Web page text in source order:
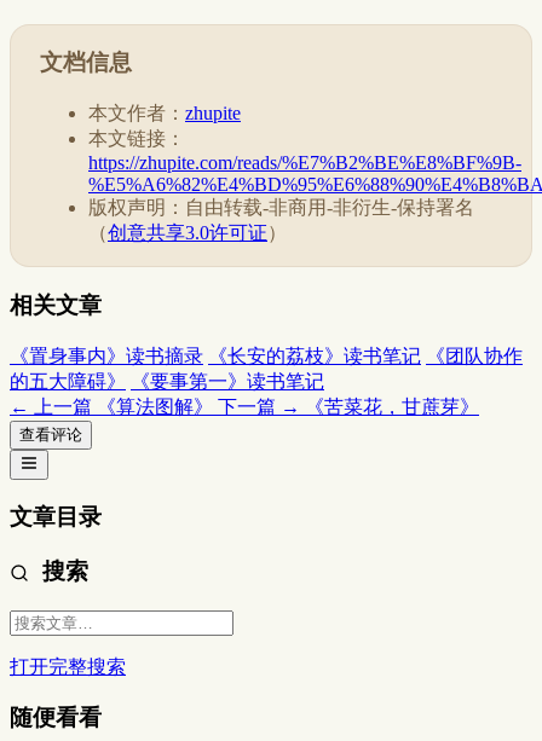
文档信息
本文作者： zhupite
本文链接：
https://zhupite.com/reads/%E7%B2%BE%E8%BF%9B-
版权声明：自由转载-非商用-非衍生-保持署名
（创意共享3.0许可证）
相关文章
《置身事内》读书摘录 《长安的荔枝》读书笔记
《团队协作
的五大障碍》
《要事第一》读书笔记
← 上一篇
《算法图解》 下一篇 → 《苦菜花，甘蔗芽》
查看评论
文章目录
搜索
打开完整搜索
随便看看